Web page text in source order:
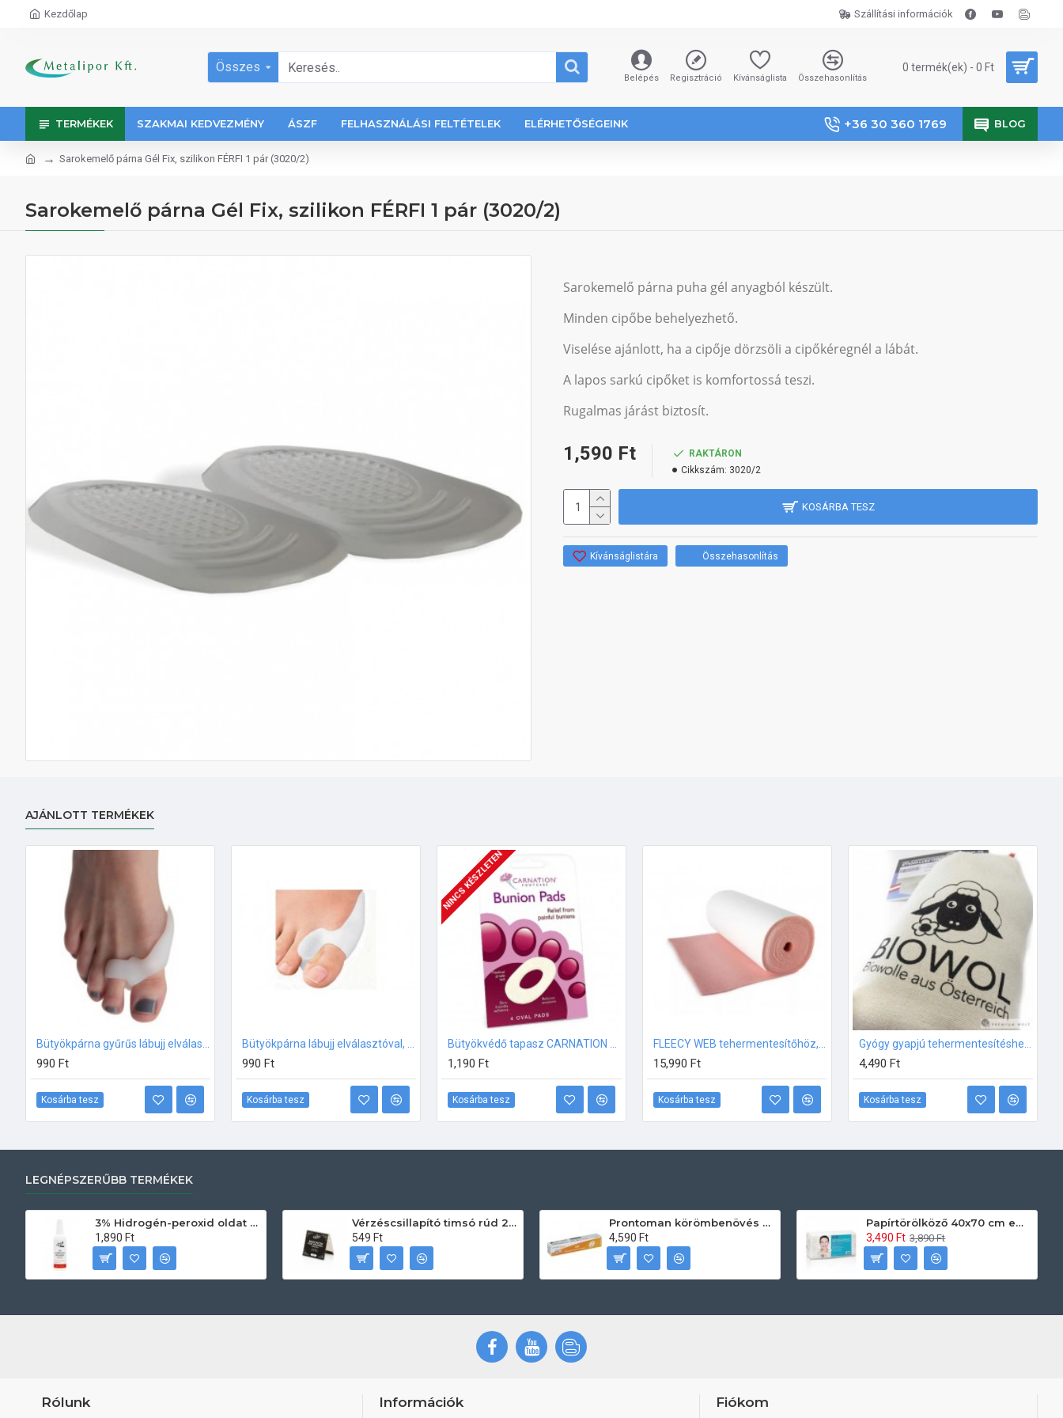
Kezdőlap Szállítási információk
Összes
Belépés Regisztráció Kívánságlista Összehasonlítás
0 termék(ek) - 0 Ft
TERMÉKEK SZAKMAI KEDVEZMÉNY ÁSZF FELHASZNÁLÁSI FELTÉTELEK ELÉRHETŐSÉGEINK +36 30 360 1769 BLOG
Sarokemelő párna Gél Fix, szilikon FÉRFI 1 pár (3020/2)
Sarokemelő párna Gél Fix, szilikon FÉRFI 1 pár (3020/2)
Sarokemelő párna puha gél anyagból készült.
Minden cipőbe behelyezhető.
Viselése ajánlott, ha a cipője dörzsöli a cipőkéregnél a lábát.
A lapos sarkú cipőket is komfortossá teszi.
Rugalmas járást biztosít.
1,590 Ft
RAKTÁRON
Cikkszám: 3020/2
KOSÁRBA TESZ
Kívánságlistára Összehasonlítás
AJÁNLOTT TERMÉKEK
990 Ft
Kosárba tesz
990 Ft
Kosárba tesz
NINCS KÉSZLETEN
1,190 Ft
Kosárba tesz
15,990 Ft
Kosárba tesz
4,490 Ft
Kosárba tesz
LEGNÉPSZERŰBB TERMÉKEK
3% Hidrogén-peroxid oldat (sebfertőtlenítő) 100ml
1,890 Ft
Vérzéscsillapító timsó rúd 20db
549 Ft
Prontoman körömbenövés kezelő gél tamponáláshoz 20 ml
4,590 Ft
Papírtörölköző 40x70 cm egyszerhasználatos 60db/csomag
3,490 Ft 3,890 Ft
Rólunk Információk Fiókom